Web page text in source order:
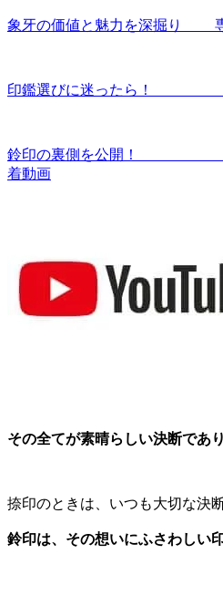
象牙の価値と魅力を深掘り
印鑑選びに迷ったら！ 用
鈴印の裏側を公開！ 職
着動画
その全てが素晴らしい決断であ
捺印のときは、いつも大切な決
鈴印は、その想いにふさわしい